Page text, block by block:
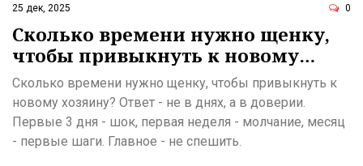
25 дек, 2025 0
Сколько времени нужно щенку,
чтобы привыкнуть к новому
хозяину?
Сколько времени нужно щенку, чтобы привыкнуть к
новому хозяину? Ответ - не в днях, а в доверии.
Первые 3 дня - шок, первая неделя - молчание, месяц
- первые шаги. Главное - не спешить.